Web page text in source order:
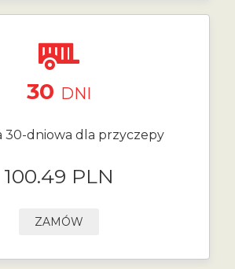
30 DNI
30-dniowa dla przyczepy
100.49 PLN
ZAMÓW